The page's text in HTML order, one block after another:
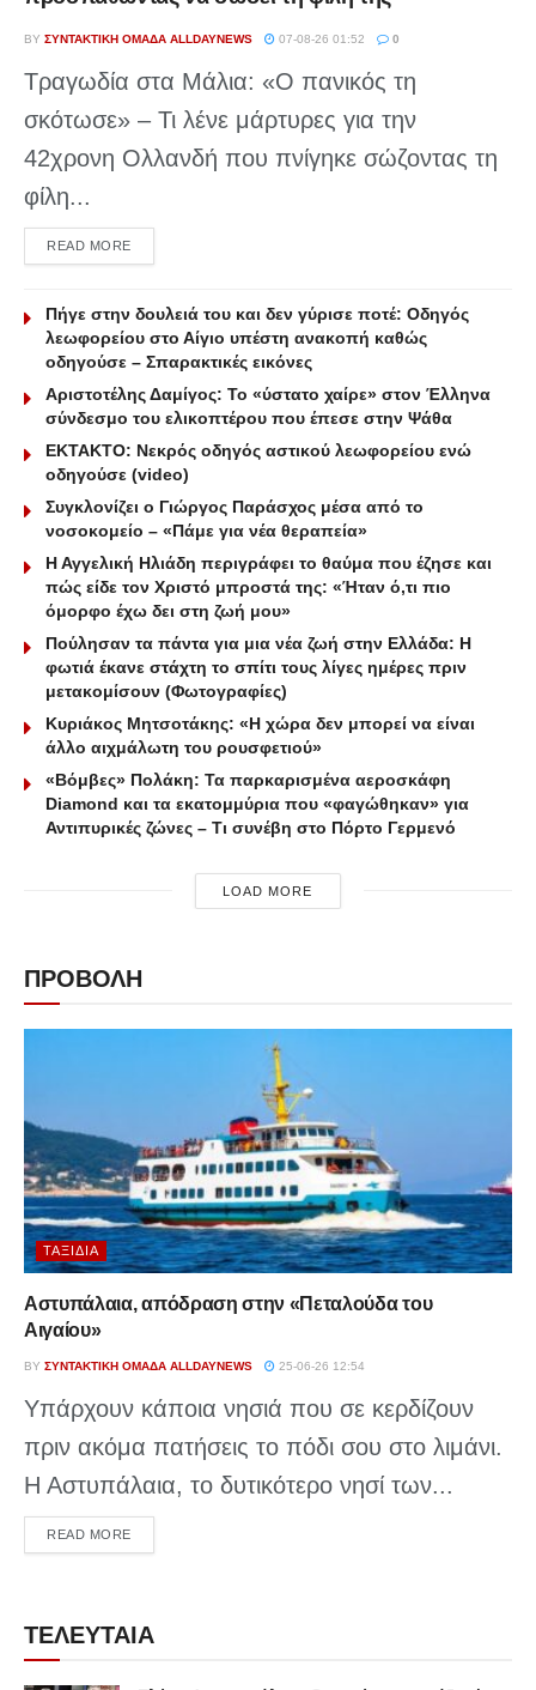
BY ΣΥΝΤΑΚΤΙΚΉ ΟΜΆΔΑ ALLDAYNEWS 07-08-26 01:52 0
Τραγωδία στα Μάλια: «Ο πανικός τη
σκότωσε» – Τι λένε μάρτυρες για την
42χρονη Ολλανδή που πνίγηκε σώζοντας τη
φίλη...
READ MOREDETAILS
Πήγε στην δουλειά του και δεν γύρισε ποτέ: Οδηγός
λεωφορείου στο Αίγιο υπέστη ανακοπή καθώς
οδηγούσε – Σπαρακτικές εικόνες
Αριστοτέλης Δαμίγος: Το «ύστατο χαίρε» στον Έλληνα
σύνδεσμο του ελικοπτέρου που έπεσε στην Ψάθα
ΕΚΤΑΚΤΟ: Νεκρός οδηγός αστικού λεωφορείου ενώ
οδηγούσε (video)
Συγκλονίζει ο Γιώργος Παράσχος μέσα από το
νοσοκομείο – «Πάμε για νέα θεραπεία»
Η Αγγελική Ηλιάδη περιγράφει το θαύμα που έζησε και
πώς είδε τον Χριστό μπροστά της: «Ήταν ό,τι πιο
όμορφο έχω δει στη ζωή μου»
Πούλησαν τα πάντα για μια νέα ζωή στην Ελλάδα: Η
φωτιά έκανε στάχτη το σπίτι τους λίγες ημέρες πριν
μετακομίσουν (Φωτογραφίες)
Κυριάκος Μητσοτάκης: «Η χώρα δεν μπορεί να είναι
άλλο αιχμάλωτη του ρουσφετιού»
«Βόμβες» Πολάκη: Τα παρκαρισμένα αεροσκάφη
Diamond και τα εκατομμύρια που «φαγώθηκαν» για
Αντιπυρικές ζώνες – Τι συνέβη στο Πόρτο Γερμενό
LOAD MORE
ΠΡΟΒΟΛΗ
ΤΑΞΊΔΙΑ
Αστυπάλαια, απόδραση στην «Πεταλούδα του
Αιγαίου»
BY ΣΥΝΤΑΚΤΙΚΉ ΟΜΆΔΑ ALLDAYNEWS 25-06-26 12:54
Υπάρχουν κάποια νησιά που σε κερδίζουν
πριν ακόμα πατήσεις το πόδι σου στο λιμάνι.
Η Αστυπάλαια, το δυτικότερο νησί των...
READ MOREDETAILS
ΤΕΛΕΥΤΑΙΑ